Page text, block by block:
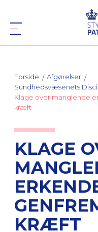
Forside
Afgørelser
Sundhedsvæsenets
Klage over manglende
kræft
KLAGE
KRÆFT